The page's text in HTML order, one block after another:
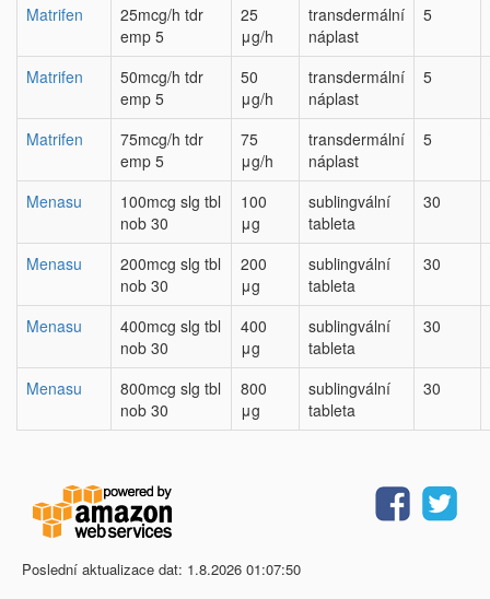
Matrifen
25mcg/h tdr
emp 5
25
μg/h
transdermální
náplast
5
Matrifen
50mcg/h tdr
emp 5
50
μg/h
transdermální
náplast
5
Matrifen
75mcg/h tdr
emp 5
75
μg/h
transdermální
náplast
5
Menasu
100mcg slg tbl
nob 30
100
μg
sublingvální
tableta
30
Menasu
200mcg slg tbl
nob 30
200
μg
sublingvální
tableta
30
Menasu
400mcg slg tbl
nob 30
400
μg
sublingvální
tableta
30
Menasu
800mcg slg tbl
nob 30
800
μg
sublingvální
tableta
30
Poslední aktualizace dat: 1.8.2026 01:07:50